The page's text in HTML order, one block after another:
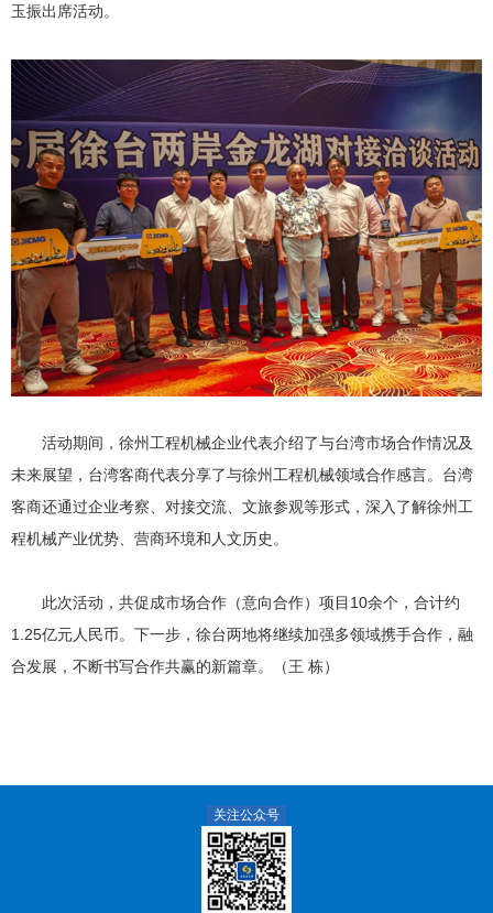
玉振出席活动。
活动期间，徐州工程机械企业代表介绍了与台湾市场合作情况及
未来展望，台湾客商代表分享了与徐州工程机械领域合作感言。台湾
客商还通过企业考察、对接交流、文旅参观等形式，深入了解徐州工
程机械产业优势、营商环境和人文历史。
此次活动，共促成市场合作（意向合作）项目10余个，合计约
1.25亿元人民币。下一步，徐台两地将继续加强多领域携手合作，融
合发展，不断书写合作共赢的新篇章。（王 栋）
关注公众号